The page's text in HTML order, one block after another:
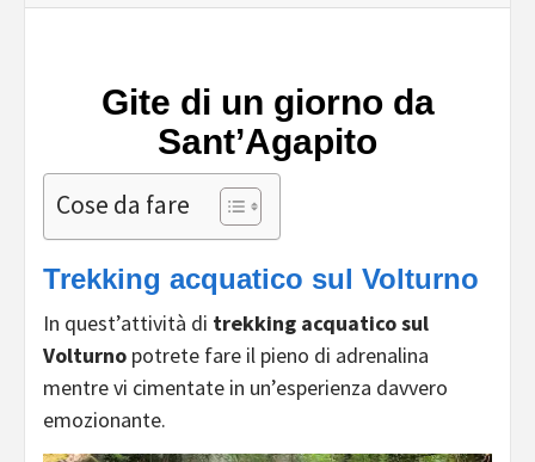
Gite di un giorno da
Sant’Agapito
Cose da fare
Trekking acquatico sul Volturno
In quest’attività di trekking acquatico sul
Volturno potrete fare il pieno di adrenalina
mentre vi cimentate in un’esperienza davvero
emozionante.